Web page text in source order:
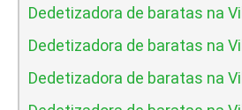
Dedetizadora de baratas na
Dedetizadora de baratas na
Dedetizadora de baratas na